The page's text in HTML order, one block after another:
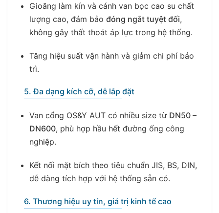
Gioăng làm kín và cánh van bọc cao su chất
lượng cao, đảm bảo đóng ngắt tuyệt đối,
không gây thất thoát áp lực trong hệ thống.
Tăng hiệu suất vận hành và giảm chi phí bảo
trì.
5. Đa dạng kích cỡ, dễ lắp đặt
Van cổng OS&Y AUT có nhiều size từ DN50 –
DN600, phù hợp hầu hết đường ống công
nghiệp.
Kết nối mặt bích theo tiêu chuẩn JIS, BS, DIN,
dễ dàng tích hợp với hệ thống sẵn có.
6. Thương hiệu uy tín, giá trị kinh tế cao